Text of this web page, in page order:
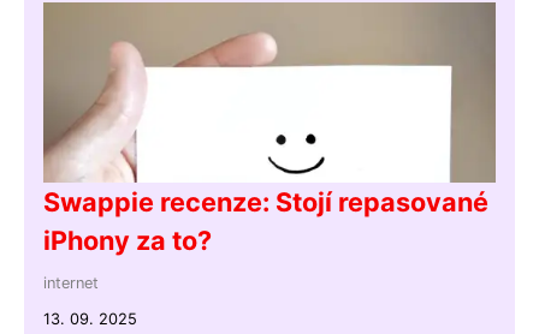
Swappie recenze: Stojí repasované
iPhony za to?
internet
13. 09. 2025